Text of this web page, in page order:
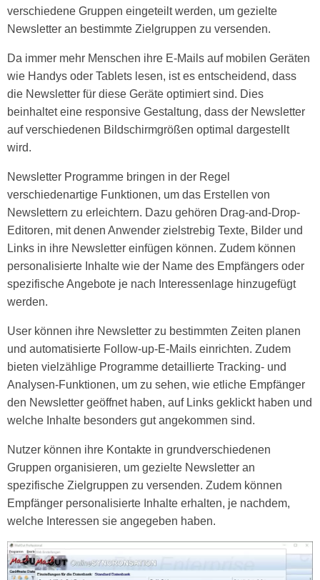
verschiedene Gruppen eingeteilt werden, um gezielte
Newsletter an bestimmte Zielgruppen zu versenden.
Da immer mehr Menschen ihre E-Mails auf mobilen Geräten
wie Handys oder Tablets lesen, ist es entscheidend, dass
die Newsletter für diese Geräte optimiert sind. Dies
beinhaltet eine responsive Gestaltung, dass der Newsletter
auf verschiedenen Bildschirmgrößen optimal dargestellt
wird.
Newsletter Programme bringen in der Regel
verschiedenartige Funktionen, um das Erstellen von
Newslettern zu erleichtern. Dazu gehören Drag-and-Drop-
Editoren, mit denen Anwender zielstrebig Texte, Bilder und
Links in ihre Newsletter einfügen können. Zudem können
personalisierte Inhalte wie der Name des Empfängers oder
spezifische Angebote je nach Interessenlage hinzugefügt
werden.
User können ihre Newsletter zu bestimmten Zeiten planen
und automatisierte Follow-up-E-Mails einrichten. Zudem
bieten vielzählige Programme detaillierte Tracking- und
Analysen-Funktionen, um zu sehen, wie etliche Empfänger
den Newsletter geöffnet haben, auf Links geklickt haben und
welche Inhalte besonders gut angekommen sind.
Nutzer können ihre Kontakte in grundverschiedenen
Gruppen organisieren, um gezielte Newsletter an
spezifische Zielgruppen zu versenden. Zudem können
Empfänger personalisierte Inhalte erhalten, je nachdem,
welche Interessen sie angegeben haben.